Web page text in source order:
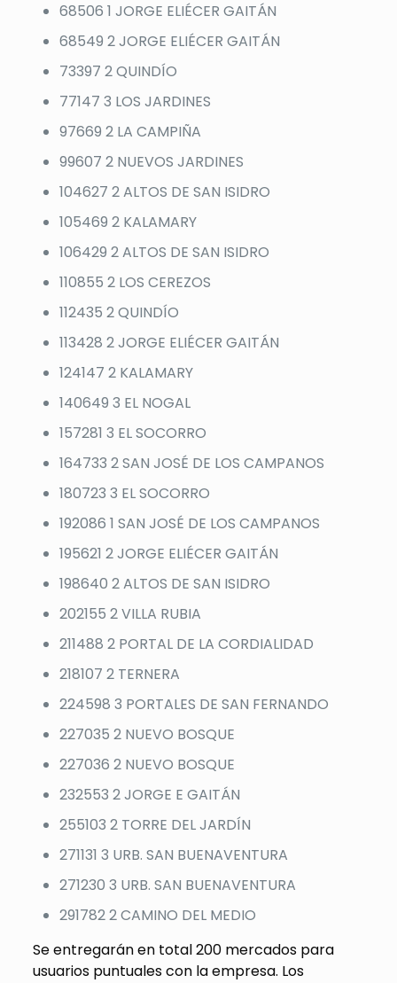
68506 1 JORGE ELIÉCER GAITÁN
68549 2 JORGE ELIÉCER GAITÁN
73397 2 QUINDÍO
77147 3 LOS JARDINES
97669 2 LA CAMPIÑA
99607 2 NUEVOS JARDINES
104627 2 ALTOS DE SAN ISIDRO
105469 2 KALAMARY
106429 2 ALTOS DE SAN ISIDRO
110855 2 LOS CEREZOS
112435 2 QUINDÍO
113428 2 JORGE ELIÉCER GAITÁN
124147 2 KALAMARY
140649 3 EL NOGAL
157281 3 EL SOCORRO
164733 2 SAN JOSÉ DE LOS CAMPANOS
180723 3 EL SOCORRO
192086 1 SAN JOSÉ DE LOS CAMPANOS
195621 2 JORGE ELIÉCER GAITÁN
198640 2 ALTOS DE SAN ISIDRO
202155 2 VILLA RUBIA
211488 2 PORTAL DE LA CORDIALIDAD
218107 2 TERNERA
224598 3 PORTALES DE SAN FERNANDO
227035 2 NUEVO BOSQUE
227036 2 NUEVO BOSQUE
232553 2 JORGE E GAITÁN
255103 2 TORRE DEL JARDÍN
271131 3 URB. SAN BUENAVENTURA
271230 3 URB. SAN BUENAVENTURA
291782 2 CAMINO DEL MEDIO
Se entregarán en total 200 mercados para
usuarios puntuales con la empresa. Los